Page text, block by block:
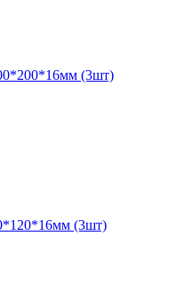
(3шт)
(3шт)